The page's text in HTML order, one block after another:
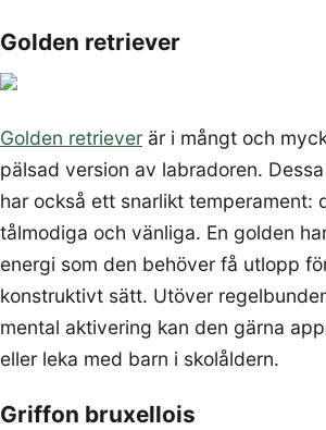
Golden retriever
Golden retriever är i mångt och
pälsad version av labradoren.
har också ett snarlikt temperament:
tålmodiga och vänliga. En golden
energi som den behöver få utlopp
konstruktivt sätt. Utöver
mental aktivering kan den gärna
eller leka med barn i skolåldern.
Griffon bruxellois